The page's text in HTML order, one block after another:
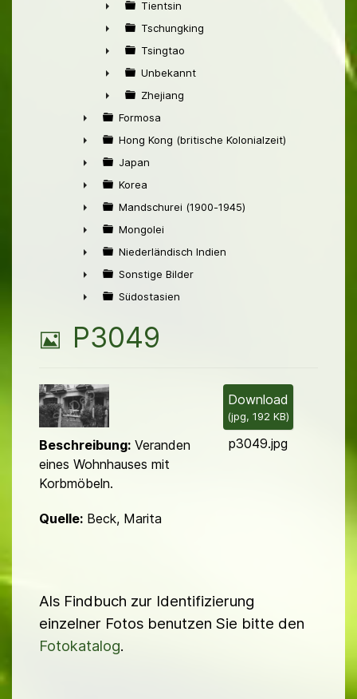
►
►
Tientsin
►
Tschungking
►
Tsingtao
►
Unbekannt
►
Zhejiang
►
Formosa
►
Hong Kong (britische Kolonialzeit)
►
Japan
►
Korea
►
Mandschurei (1900-1945)
►
Mongolei
►
Niederländisch Indien
►
Sonstige Bilder
Südostasien
B
l
d
P3049
Download
(jpg, 192 KB)
p3049.jpg
Beschreibung: Veranden
eines Wohnhauses mit
Korbmöbeln.
Quelle: Beck, Marita
Als Findbuch zur Identifizierung
einzelner Fotos benutzen Sie bitte den
Fotokatalog.